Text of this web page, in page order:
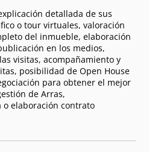
detallada de sus
o tour virtuales, valoración
del inmueble, elaboración
en los medios,
visitas, acompañamiento y
posibilidad de Open House
para obtener el mejor
de Arras,
elaboración contrato